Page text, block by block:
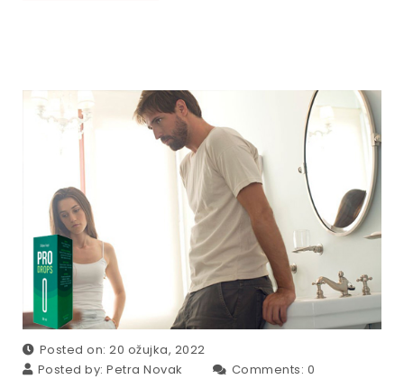
Posted on: 20 ožujka, 2022
Posted by: Petra Novak Comments: 0